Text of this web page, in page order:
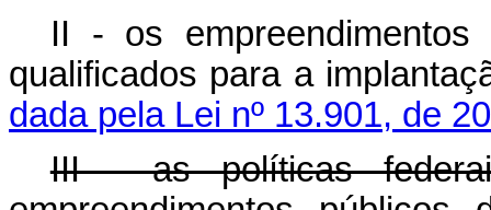
II - os empreendimentos
qualificados para a
dada pela Lei nº 13.901, de
III - as políticas